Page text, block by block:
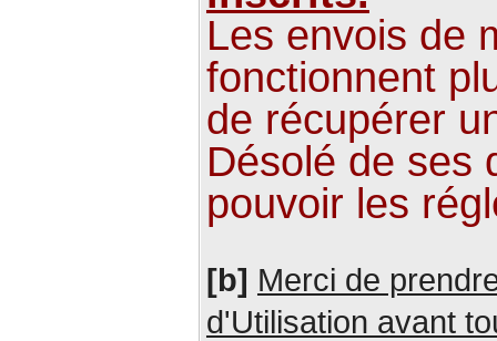
Les envois de
fonctionnent
de récupérer
Désolé de ses
pouvoir les
[b] Merci de
d'Utilisation avant